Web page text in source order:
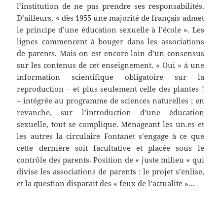
l’institution de ne pas prendre ses responsabilités.
D’ailleurs, « dès 1955 une majorité de français admet
le principe d’une éducation sexuelle à l’école ». Les
lignes commencent à bouger dans les associations
de parents. Mais on est encore loin d’un consensus
sur les contenus de cet enseignement. « Oui » à une
information scientifique obligatoire sur la
reproduction – et plus seulement celle des plantes !
– intégrée au programme de sciences naturelles ; en
revanche, sur l’introduction d’une éducation
sexuelle, tout se complique. Ménageant les un.es et
les autres la circulaire Fontanet s’engage à ce que
cette dernière soit facultative et placée sous le
contrôle des parents. Position de « juste milieu » qui
divise les associations de parents : le projet s’enlise,
et la question disparait des « feux de l’actualité »…